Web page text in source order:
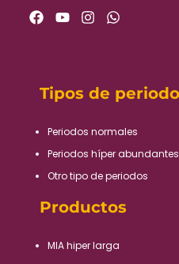
Tipos de
Periodos normales​
Periodos híper abundantes​
Otro tipo de periodos​
Productos
MIA hiper larga